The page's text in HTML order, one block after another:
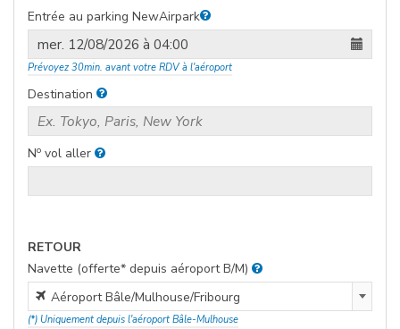
BadischerHôtel IBIS Saint-LouisHôtels BlotzheimHôtel F1
face aéroport
Entrée au parking NewAirpark
Prévoyez 30min. avant votre RDV à l'aéroport
Destination
No vol aller
RETOUR
Navette (offerte* depuis aéroport B/M)
Aéroport Bâle/Mulhouse/Fribourg
Aéroport Bâle/Mulhouse/FribourgGare de Mulhouse-
VilleGare de Saint-LouisGare de Bâle SBBGare de Bâle
(*) Uniquement depuis l'aéroport Bâle-Mulhouse